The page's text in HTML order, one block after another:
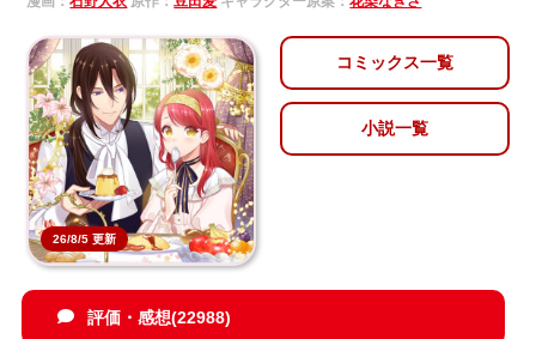
26/8/5 更新
コミックス一覧
小説一覧
評価・感想(22988)